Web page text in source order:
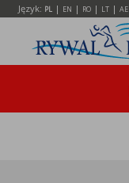
Język: PL | EN | RO | LT | AE